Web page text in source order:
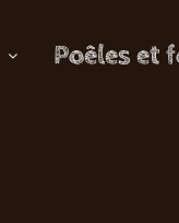
Poêles et